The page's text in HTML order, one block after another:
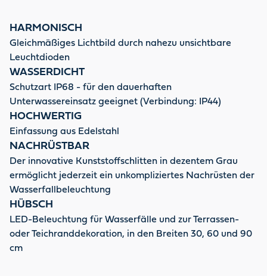
HARMONISCH
Gleichmäßiges Lichtbild durch nahezu unsichtbare
Leuchtdioden
WASSERDICHT
Schutzart IP68 - für den dauerhaften
Unterwassereinsatz geeignet (Verbindung: IP44)
HOCHWERTIG
Einfassung aus Edelstahl
NACHRÜSTBAR
Der innovative Kunststoffschlitten in dezentem Grau
ermöglicht jederzeit ein unkompliziertes Nachrüsten der
Wasserfallbeleuchtung
HÜBSCH
LED-Beleuchtung für Wasserfälle und zur Terrassen-
oder Teichranddekoration, in den Breiten 30, 60 und 90
cm